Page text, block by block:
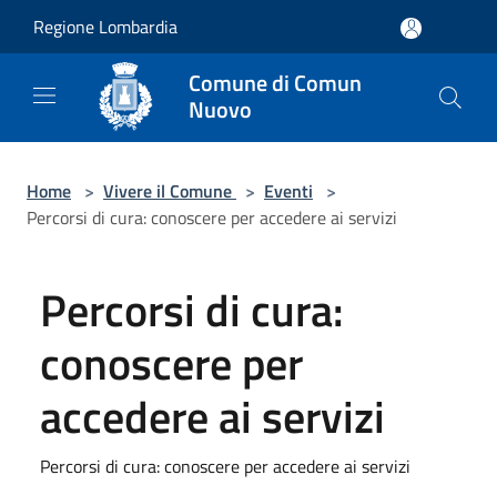
Regione Lombardia
Comune di Comun
Nuovo
Home > Vivere il Comune > Eventi >
Percorsi di cura: conoscere per accedere ai servizi
Percorsi di cura:
conoscere per
accedere ai servizi
Percorsi di cura: conoscere per accedere ai servizi